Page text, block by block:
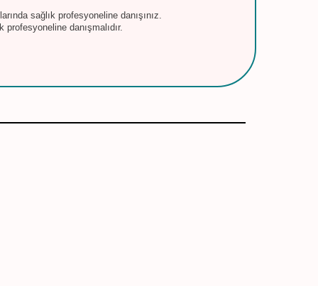
sağlık profesyoneline danışınız.
danışmalıdır.